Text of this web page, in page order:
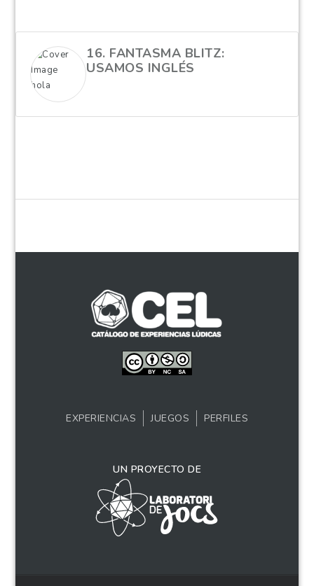
hola
16. FANTASMA BLITZ:
USAMOS INGLÉS
EXPERIENCIAS JUEGOS PERFILES
UN PROYECTO DE